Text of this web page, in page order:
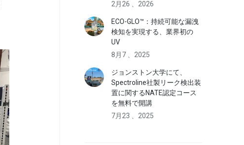
2月26 、2026
ECO-GLO™：持続可能な漏洩
検知を実現する、業界初の
UV
8月7 、2025
ジョンストン大学にて、
Spectroline社製リーク検出装
置に関するNATE認定コース
を無料で開講
7月23 、2025